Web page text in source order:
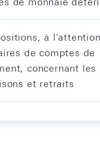
à
de comptes de
concernant les
et retraits